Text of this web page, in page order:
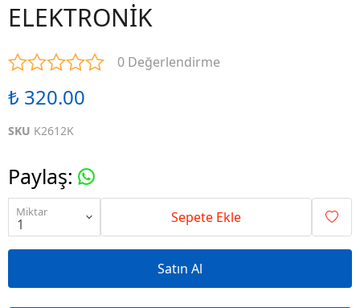
ELEKTRONİK
0 Değerlendirme
₺ 320.00
SKU K2612K
Paylaş:
Miktar Sepete Ekle
Satın Al